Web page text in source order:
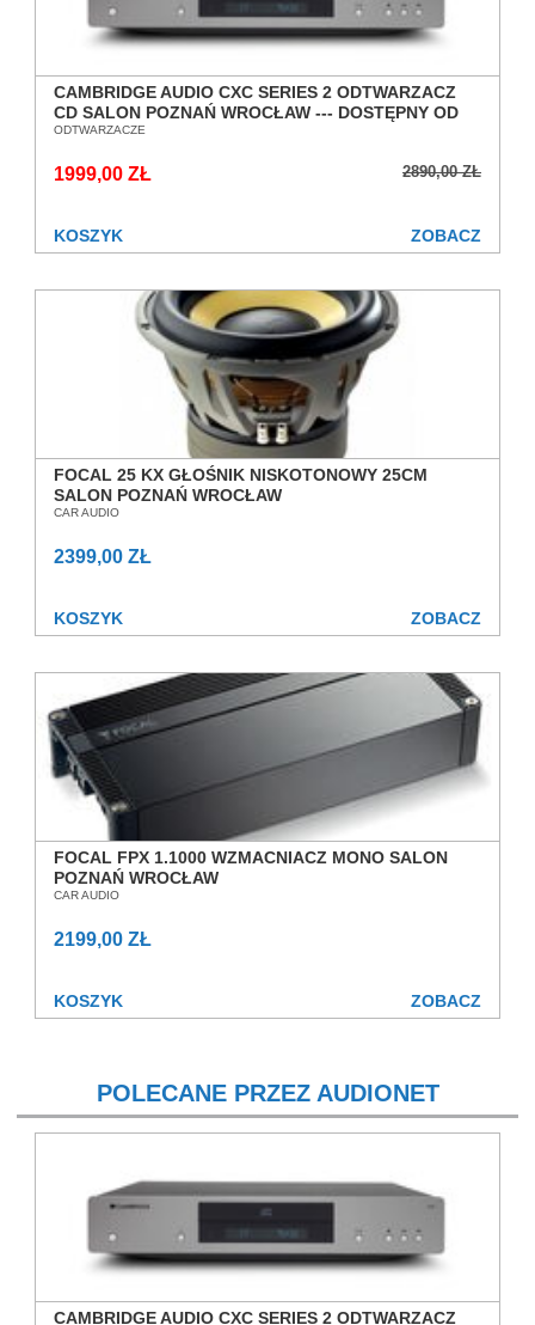
CAMBRIDGE AUDIO CXC SERIES 2 ODTWARZACZ
CD SALON POZNAŃ WROCŁAW --- DOSTĘPNY OD
RĘKI ---
ODTWARZACZE
2890,00 ZŁ
1999,00 ZŁ
KOSZYK ZOBACZ
FOCAL 25 KX GŁOŚNIK NISKOTONOWY 25CM
SALON POZNAŃ WROCŁAW
CAR AUDIO
2399,00 ZŁ
KOSZYK ZOBACZ
FOCAL FPX 1.1000 WZMACNIACZ MONO SALON
POZNAŃ WROCŁAW
CAR AUDIO
2199,00 ZŁ
KOSZYK ZOBACZ
POLECANE PRZEZ AUDIONET
CAMBRIDGE AUDIO CXC SERIES 2 ODTWARZACZ